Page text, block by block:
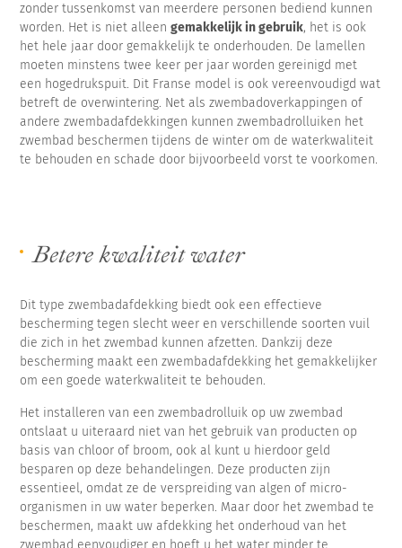
zonder tussenkomst van meerdere personen bediend kunnen
worden. Het is niet alleengemakkelijk in gebruik, het is ook
het hele jaar door gemakkelijk te onderhouden. De lamellen
moeten minstens twee keer per jaar worden gereinigd met
een hogedrukspuit. Dit Franse model is ook vereenvoudigd wat
betreft de overwintering. Net als zwembadoverkappingen of
andere zwembadafdekkingen kunnen zwembadrolluiken het
zwembad beschermen tijdens de winter om de waterkwaliteit
te behouden en schade door bijvoorbeeld vorst te voorkomen.
Betere kwaliteit water
Dit type zwembadafdekking biedt ook een effectieve
bescherming tegen slecht weer en verschillende soorten vuil
die zich in het zwembad kunnen afzetten. Dankzij deze
bescherming maakt een zwembadafdekking het gemakkelijker
om een ​​goede waterkwaliteit te behouden.
Het installeren van een zwembadrolluik op uw zwembad
ontslaat u uiteraard niet van het gebruik van producten op
basis van chloor of broom, ook al kunt u hierdoor geld
besparen op deze behandelingen. Deze producten zijn
essentieel, omdat ze de verspreiding van algen of micro-
organismen in uw water beperken. Maar door het zwembad te
beschermen, maakt uw afdekking het onderhoud van het
zwembad eenvoudiger en hoeft u het water minder te